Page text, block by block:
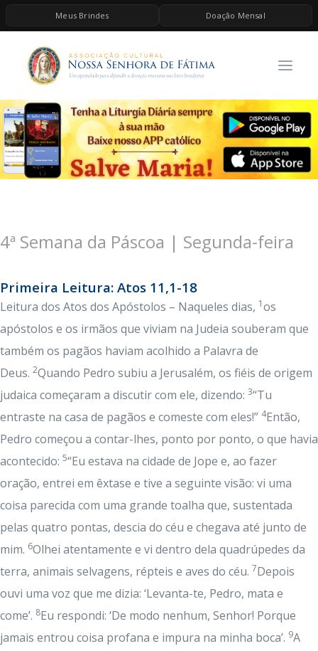
Meus Brindes Doação Mensal
HOME
A ASSOCIAÇÃO
CONTEÚDOS DE MARIA
ESPIRITUALIDADE
AS MELHORES MÚSICAS CATÓLICAS
BRINDES
4ª Semana da Páscoa | Segunda-feira
Primeira Leitura: Atos 11,1-18
Leitura dos Atos dos Apóstolos – Naqueles dias, 1os
apóstolos e os irmãos que viviam na Judeia souberam que
também os pagãos haviam acolhido a Palavra de
Deus. 2Quando Pedro subiu a Jerusalém, os fiéis de origem
judaica começaram a discutir com ele, dizendo: 3“Tu
entraste na casa de pagãos e comeste com eles!” 4Então,
Pedro começou a contar-lhes, ponto por ponto, o que havia
acontecido: 5“Eu estava na cidade de Jope e, ao fazer
oração, entrei em êxtase e tive a seguinte visão: vi uma
coisa parecida com uma grande toalha que, sustentada
pelas quatro pontas, descia do céu e chegava até junto de
mim. 6Olhei atentamente e vi dentro dela quadrúpedes da
terra, animais selvagens, répteis e aves do céu. 7Depois
ouvi uma voz que me dizia: ‘Levanta-te, Pedro, mata e
come’. 8Eu respondi: ‘De modo nenhum, Senhor! Porque
jamais entrou coisa profana e impura na minha boca’. 9A